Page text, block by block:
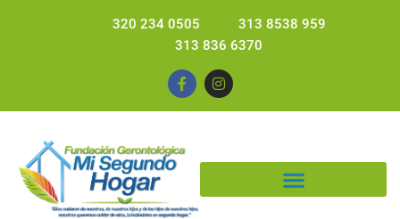
320 234 0505
313 8538 959
313 836 6370